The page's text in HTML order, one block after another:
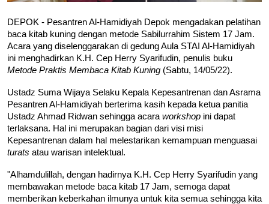
DEPOK - Pesantren Al-Hamidiyah Depok mengadakan pelatihan
baca kitab kuning dengan metode Sabilurrahim Sistem 17 Jam.
Acara yang diselenggarakan di gedung Aula STAI Al-Hamidiyah
Metode Praktis Membaca Kitab Kuning (Sabtu, 14/05/22).
Ustadz Suma Wijaya Selaku Kepala Kepesantrenan dan Asrama
Pesantren Al-Hamidiyah berterima kasih kepada ketua panitia
Ustadz Ahmad Ridwan sehingga acara workshop ini dapat
terlaksana. Hal ini merupakan bagian dari visi misi
turats atau warisan intelektual.
"Alhamdulillah, dengan hadirnya K.H. Cep Herry Syarifudin yang
membawakan metode baca kitab 17 Jam, semoga dapat
memberikan keberkahan ilmunya untuk kita semua sehingga kita